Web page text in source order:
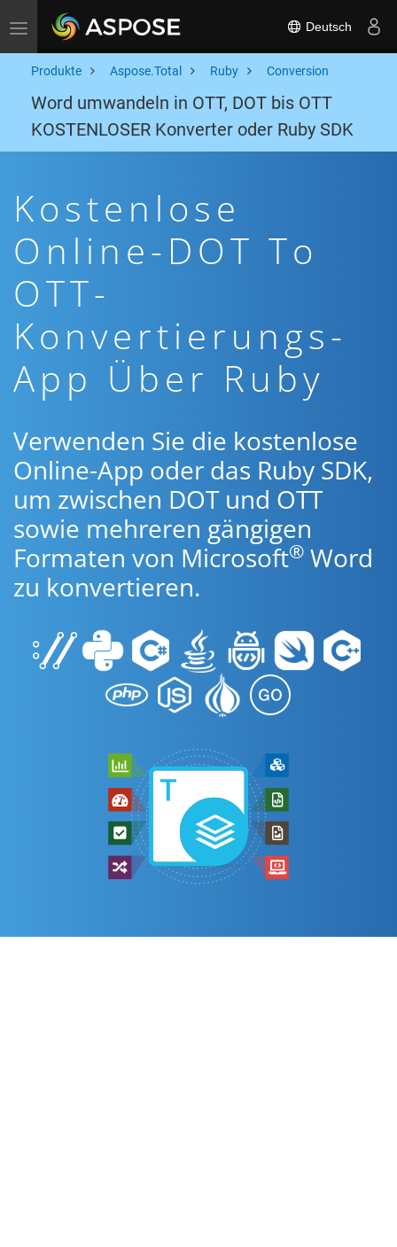
Toggle navigation Deutsch
Produkte Aspose.Total Ruby Conversion
Word umwandeln in OTT, DOT bis OTT
KOSTENLOSER Konverter oder Ruby SDK
Kostenlose
Online-DOT To
OTT-
Konvertierungs-
App Über Ruby
Verwenden Sie die kostenlose
Online-App oder das Ruby SDK,
um zwischen DOT und OTT
sowie mehreren gängigen
Formaten von Microsoft® Word
zu konvertieren.